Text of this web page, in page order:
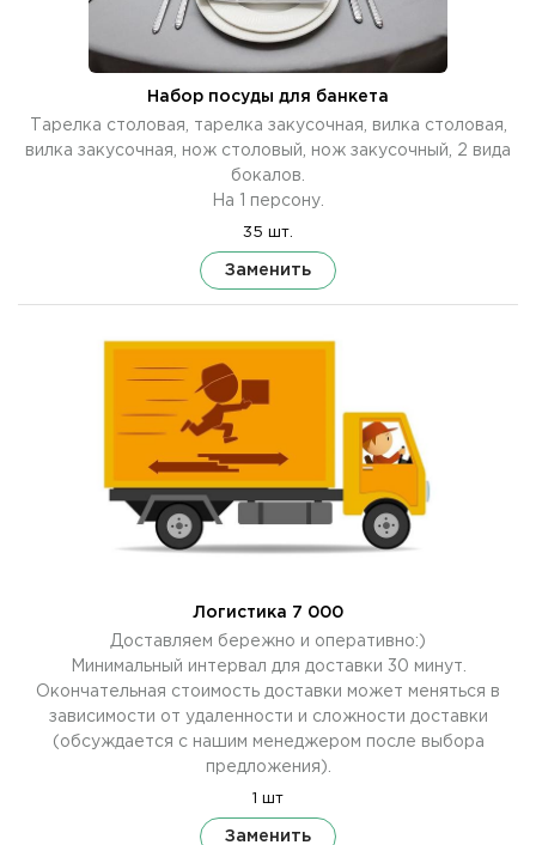
Набор посуды для банкета
Тарелка столовая, тарелка закусочная, вилка столовая,
вилка закусочная, нож столовый, нож закусочный, 2 вида
бокалов.
На 1 персону.
35 шт.
Заменить
Логистика 7 000
Доставляем бережно и оперативно:)
Минимальный интервал для доставки 30 минут.
Окончательная стоимость доставки может меняться в
зависимости от удаленности и сложности доставки
(обсуждается с нашим менеджером после выбора
предложения).
1 шт
Заменить